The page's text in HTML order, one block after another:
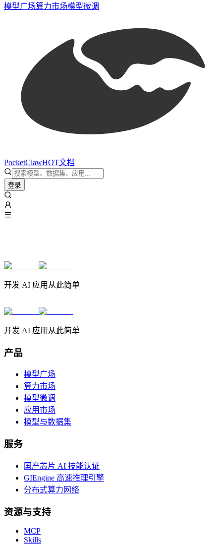
模型广场算力市场模型微调
PocketClawHOT文档
登录
开发 AI 应用从此简单
开发 AI 应用从此简单
产品
模型广场
算力市场
模型微调
应用市场
模型与数据集
服务
国产芯片 AI 技能认证
GIEngine 高速推理引擎
分布式算力网络
资源与支持
MCP
Skills